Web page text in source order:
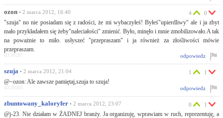
ozon • 2 marca 2012, 16:40
"szuja" no nie posiadam się z radości, że mi wybaczyłeś! Byłeś"upierdliwy" ale i ja zbyt
mało przykładałem się żeby"naleciałości" zmienić. Było, minęło i mnie zmobilizowało.A tak
na poważnie to miło. usłyszeć "przepraszam" i ja również za złośliwości mówie
przepraszam.
4 0
odpowiedz
ID:39287
szuja • 2 marca 2012, 21:04
@~ozon: Ale zawsze pamiętaj,szuja to szuja!
1 1
odpowiedz
ID:39301
zbuntowany_kaloryfer • 2 marca 2012, 23:07
@j-23. Nie działam w ŻADNEJ branży. Ja organizuję, wprawiam w ruch, reprezentuję, a
0 1